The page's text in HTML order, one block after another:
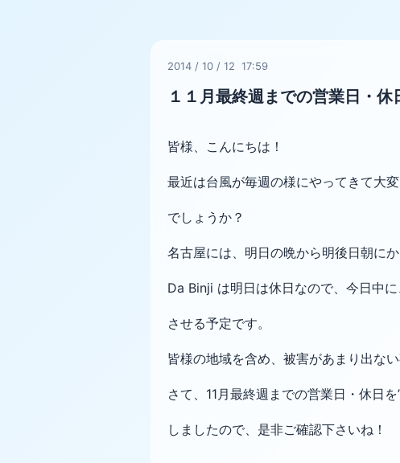
2014 / 10 / 12 17:59
１１月最終週までの営業日・
皆様、こんにちは！
最近は台風が毎週の様にやってきて大
でしょうか？
名古屋には、明日の晩から明後日朝にか
Da Binji は明日は休日なので、今日中
させる予定です。
皆様の地域を含め、被害があまり出ない
さて、11月最終週までの営業日・休日
しましたので、是非ご確認下さいね！